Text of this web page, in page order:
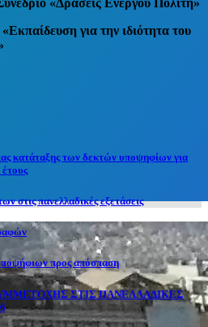
για την ιδιότητα του
κατάταξης των δεκτών υποψηφίων για
στις πανελλαδικές εξετάσεις
προς απόσπαση
ΣΤΙΣ ΠΑΝΕΛΛΑΔΙΚΕΣ